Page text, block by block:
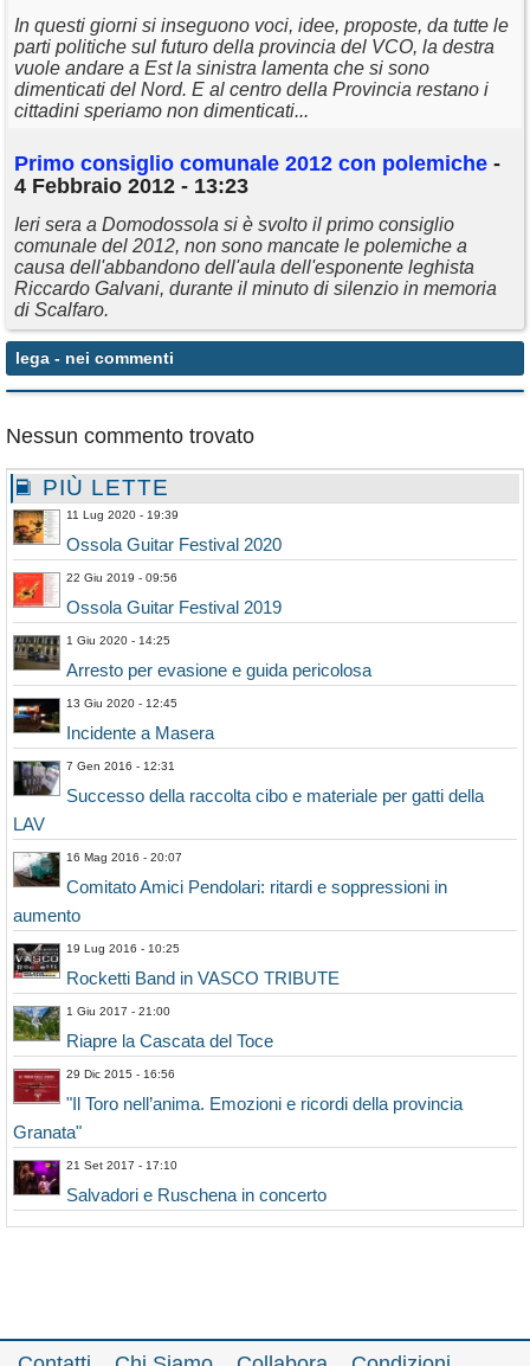
In questi giorni si inseguono voci, idee, proposte, da tutte le
parti politiche sul futuro della provincia del VCO, la destra
vuole andare a Est la sinistra lamenta che si sono
dimenticati del Nord. E al centro della Provincia restano i
cittadini speriamo non dimenticati...
Primo consiglio comunale 2012 con polemiche -
4 Febbraio 2012 - 13:23
Ieri sera a Domodossola si è svolto il primo consiglio
comunale del 2012, non sono mancate le polemiche a
causa dell'abbandono dell'aula dell'esponente leghista
Riccardo Galvani, durante il minuto di silenzio in memoria
di Scalfaro.
lega - nei commenti
Nessun commento trovato
PIÙ LETTE
11 Lug 2020 - 19:39
Ossola Guitar Festival 2020
22 Giu 2019 - 09:56
Ossola Guitar Festival 2019
1 Giu 2020 - 14:25
Arresto per evasione e guida pericolosa
13 Giu 2020 - 12:45
Incidente a Masera
7 Gen 2016 - 12:31
Successo della raccolta cibo e materiale per gatti della
LAV
16 Mag 2016 - 20:07
Comitato Amici Pendolari: ritardi e soppressioni in
aumento
19 Lug 2016 - 10:25
Rocketti Band in VASCO TRIBUTE
1 Giu 2017 - 21:00
Riapre la Cascata del Toce
29 Dic 2015 - 16:56
"Il Toro nell’anima. Emozioni e ricordi della provincia
Granata"
21 Set 2017 - 17:10
Salvadori e Ruschena in concerto